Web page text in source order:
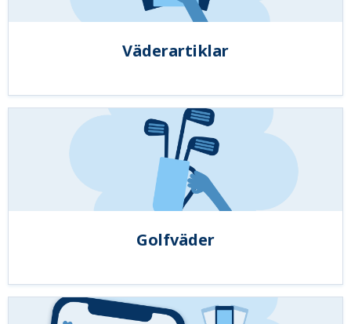
Väderartiklar
Golfväder